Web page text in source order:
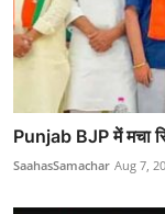
Punjab BJP में मचा
SaahasSamachar Aug 7,